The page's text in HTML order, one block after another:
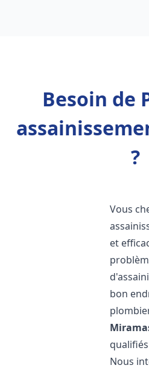
Besoin de
?
Vous
et
bon
Nous